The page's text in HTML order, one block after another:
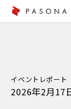
イベントレポート
2026年2月17